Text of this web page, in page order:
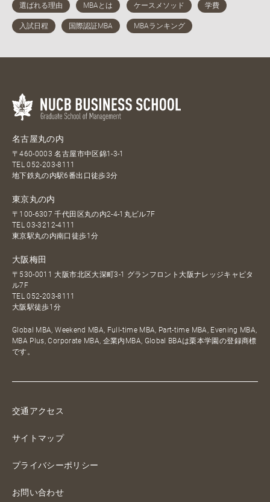
名古屋丸の内
〒460-0003 名古屋市中区錦1-3-1
TEL052-203-8111
地下鉄丸の内駅6番出口徒歩3分
東京丸の内
〒100-6307 千代田区丸の内2-4-1丸ビル7F
TEL03-3212-4111
東京駅丸の内南口徒歩1分
大阪梅田
〒530-0011 大阪市北区大深町3-1 グランフロント大阪ナレッジキャピタ
ル7F
TEL052-203-8111
大阪駅徒歩1分
Global MBA, Weekend MBA, Full-time MBA, Part-time MBA, Evening MBA,
MBA Plus, Corporate MBA, 企業内MBA, Global BBAは栗本学園の登録商標
です。
交通アクセス
サイトマップ
プライバシーポリシー
お問い合わせ